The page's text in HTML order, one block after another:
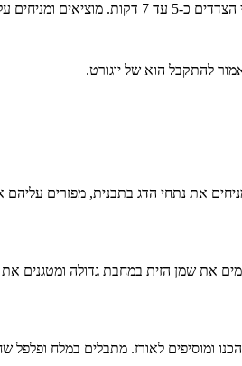
מעודפי השמן.
להתקבל הוא של יוגורט.
את נתחי הדג בתבנית, מפזרים
את האורז כדקה. מודדים 2 כוסות מציר הבצל שהכנו